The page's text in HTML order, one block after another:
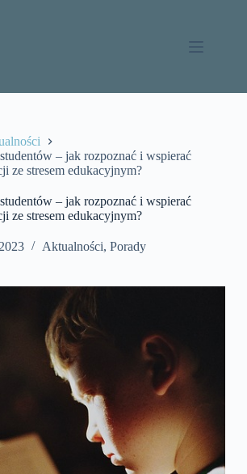
– jak rozpoznać i wspierać
ze stresem edukacyjnym?
– jak rozpoznać i wspierać
ze stresem edukacyjnym?
Aktualności, Porady